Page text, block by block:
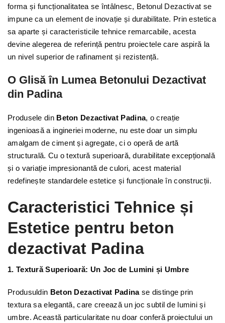
forma și funcționalitatea se întâlnesc, Betonul Dezactivat se
impune ca un element de inovație și durabilitate. Prin estetica
sa aparte și caracteristicile tehnice remarcabile, acesta
devine alegerea de referință pentru proiectele care aspiră la
un nivel superior de rafinament și rezistență.
O Glisă în Lumea Betonului Dezactivat
din Padina
Produsele din Beton Dezactivat Padina, o creație
ingenioasă a ingineriei moderne, nu este doar un simplu
amalgam de ciment și agregate, ci o operă de artă
structurală. Cu o textură superioară, durabilitate excepțională
și o variație impresionantă de culori, acest material
redefinește standardele estetice și funcționale în construcții.
Caracteristici Tehnice și
Estetice pentru beton
dezactivat Padina
1. Textură Superioară: Un Joc de Lumini și Umbre
Produsuldin Beton Dezactivat Padinase distinge prin
textura sa elegantă, care creează un joc subtil de lumini și
umbre. Această particularitate nu doar conferă proiectului un